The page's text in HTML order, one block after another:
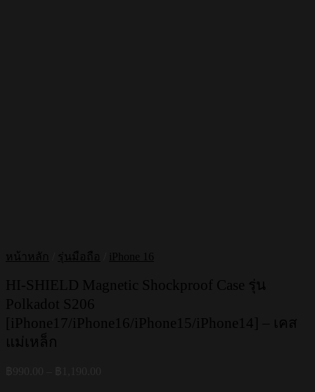
หน้าหลัก รุ่นมือถือ iPhone 16
HI-SHIELD Magnetic Shockproof Case รุ่น
Polkadot S206
[iPhone17/iPhone16/iPhone15/iPhone14] – เคส
แม่เหล็ก